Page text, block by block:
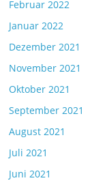
Februar 2022
Januar 2022
Dezember 2021
November 2021
Oktober 2021
September 2021
August 2021
Juli 2021
Juni 2021